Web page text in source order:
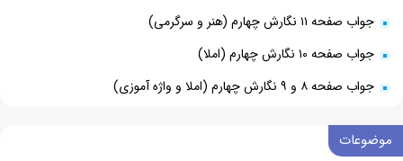
جواب صفحه ۱۱ نگارش چهارم (هنر و سرگرمی)
جواب صفحه ۱۰ نگارش چهارم (املا)
جواب صفحه ۸ و ۹ نگارش چهارم (املا و واژه آموزی)
موضوعات